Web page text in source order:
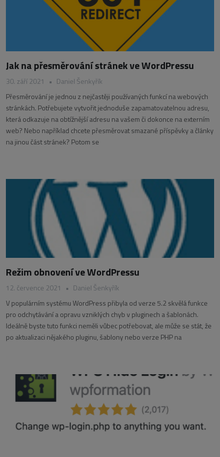
Jak na přesměrování stránek ve WordPressu
30. září 2021 • Daniel Šenkyřík
Přesměrování je jednou z nejčastěji používaných funkcí na webových
stránkách. Potřebujete vytvořit jednoduše zapamatovatelnou adresu,
která odkazuje na obtížnější adresu na vašem či dokonce na externím
web? Nebo například chcete přesměrovat smazané příspěvky a články
na jinou část stránek? Potom se
Režim obnovení ve WordPressu
12. července 2021 • Daniel Šenkyřík
V populárním systému WordPress přibyla od verze 5.2 skvělá funkce
pro odchytávání a opravu vzniklých chyb v pluginech a šablonách.
Ideálně byste tuto funkci neměli vůbec potřebovat, ale může se stát, že
po aktualizaci nějakého pluginu, šablony nebo verze PHP na